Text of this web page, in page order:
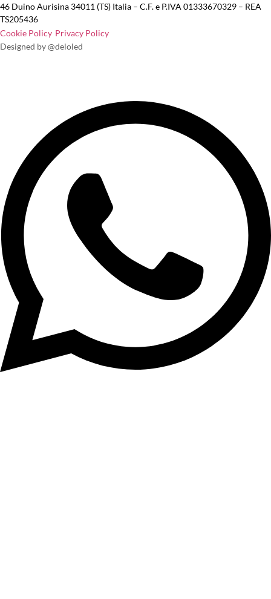
46 Duino Aurisina 34011 (TS) Italia – C.F. e P.IVA 01333670329 – REA
TS205436
Cookie Policy Privacy Policy
Designed by @deloled